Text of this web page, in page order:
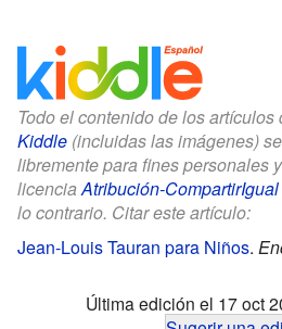
Todo el contenido de los artículos
Kiddle (incluidas las imágenes)
libremente para fines personales
licenciaAtribución-CompartirIgual
lo contrario. Citar este artículo:
Jean-Louis Tauran para Niños.
Última edición el 17 oct